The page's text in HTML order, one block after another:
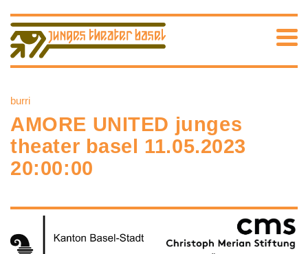
burri
AMORE UNITED junges
theater basel 11.05.2023
20:00:00